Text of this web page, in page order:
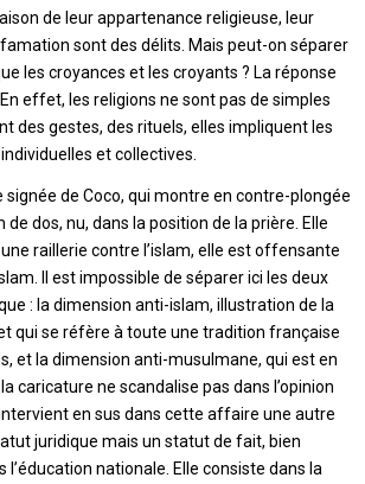
de leur appartenance religieuse, leur
sont des délits. Mais peut-on séparer
les croyances et les croyants ? La réponse
effet, les religions ne sont pas de simples
des gestes, des rituels, elles impliquent les
et collectives.
signée de Coco, qui montre en contre-plongée
de dos, nu, dans la position de la prière. Elle
raillerie contre l’islam, elle est offensante
Il est impossible de séparer ici les deux
: la dimension anti-islam, illustration de la
qui se réfère à toute une tradition française
et la dimension anti-musulmane, qui est en
caricature ne scandalise pas dans l’opinion
en sus dans cette affaire une autre
juridique mais un statut de fait, bien
l’éducation nationale. Elle consiste dans la